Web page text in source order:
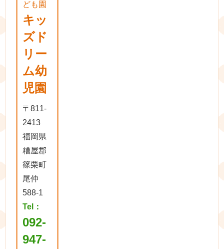
ども園
キッ
ズド
リー
ム幼
児園
〒811-
2413
福岡県
糟屋郡
篠栗町
尾仲
588-1
Tel：
092-
947-